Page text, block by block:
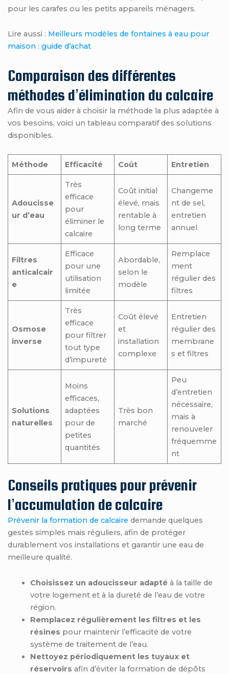
pour les carafes ou les petits appareils ménagers.
Lire aussi : Meilleurs modèles de fontaines à eau pour
maison : guide d’achat
Comparaison des différentes
méthodes d’élimination du calcaire
Afin de vous aider à choisir la méthode la plus adaptée à
vos besoins, voici un tableau comparatif des solutions
disponibles.
Méthode Efficacité Coût Entretien
Adoucisse
ur d’eau
Très
efficace
pour
éliminer le
calcaire
Coût initial
élevé, mais
rentable à
long terme
Changeme
nt de sel,
entretien
annuel
Filtres
anticalcair
e
Efficace
pour une
utilisation
limitée
Abordable,
selon le
modèle
Remplace
ment
régulier des
filtres
Osmose
inverse
Très
efficace
pour filtrer
tout type
d’impureté
Coût élevé
et
installation
complexe
Entretien
régulier des
membrane
s et filtres
Solutions
naturelles
Moins
efficaces,
adaptées
pour de
petites
quantités
Très bon
marché
Peu
d’entretien
nécessaire,
mais à
renouveler
fréquemme
nt
Conseils pratiques pour prévenir
l’accumulation de calcaire
Prévenir la formation de calcaire demande quelques
gestes simples mais réguliers, afin de protéger
durablement vos installations et garantir une eau de
meilleure qualité.
Choisissez un adoucisseur adaptéà la taille de
votre logement et à la dureté de l’eau de votre
région.
Remplacez régulièrement les filtres et les
résines pour maintenir l’efficacité de votre
système de traitement de l’eau.
Nettoyez périodiquement les tuyaux et
réservoirs afin d’éviter la formation de dépôts